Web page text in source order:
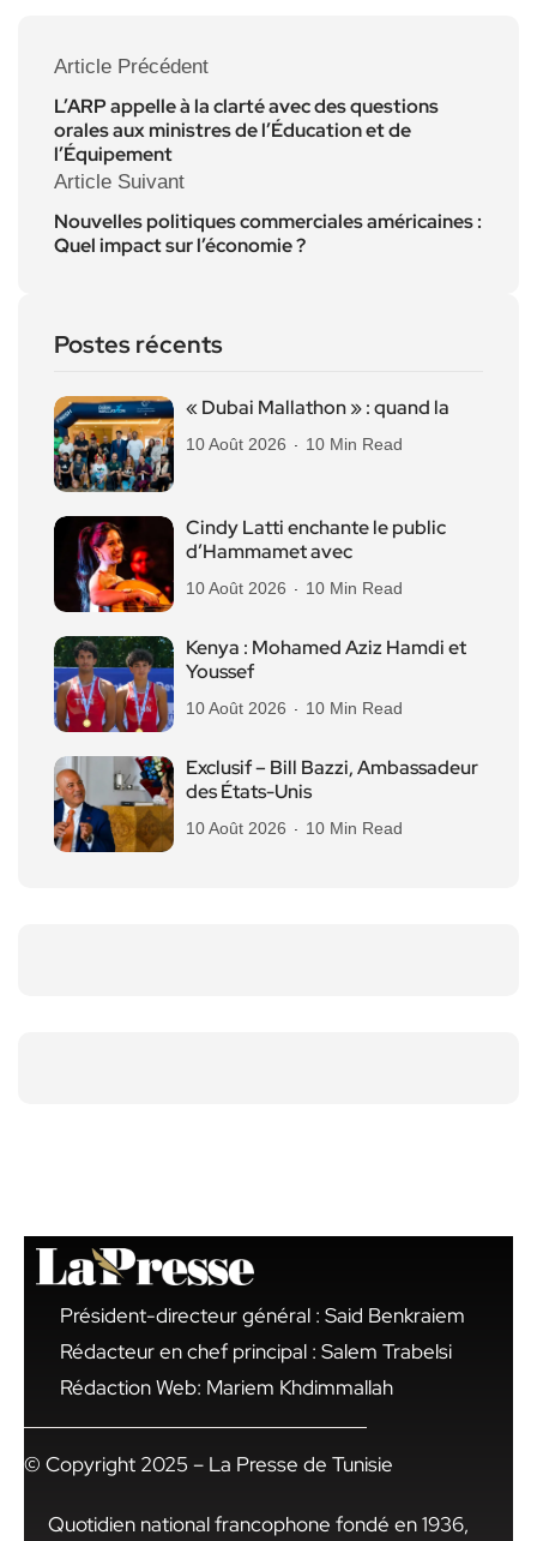
Article Précédent
L’ARP appelle à la clarté avec des questions
orales aux ministres de l’Éducation et de
l’Équipement
Article Suivant
Nouvelles politiques commerciales américaines :
Quel impact sur l’économie ?
Postes récents
« Dubai Mallathon » : quand la
10 Août 2026 10 Min Read
Cindy Latti enchante le public
d’Hammamet avec
10 Août 2026 10 Min Read
Kenya : Mohamed Aziz Hamdi et
Youssef
10 Août 2026 10 Min Read
Exclusif – Bill Bazzi, Ambassadeur
des États-Unis
10 Août 2026 10 Min Read
Président-directeur général : Said Benkraiem
Rédacteur en chef principal : Salem Trabelsi
Rédaction Web: Mariem Khdimmallah
© Copyright 2025 – La Presse de Tunisie
Quotidien national francophone fondé en 1936,